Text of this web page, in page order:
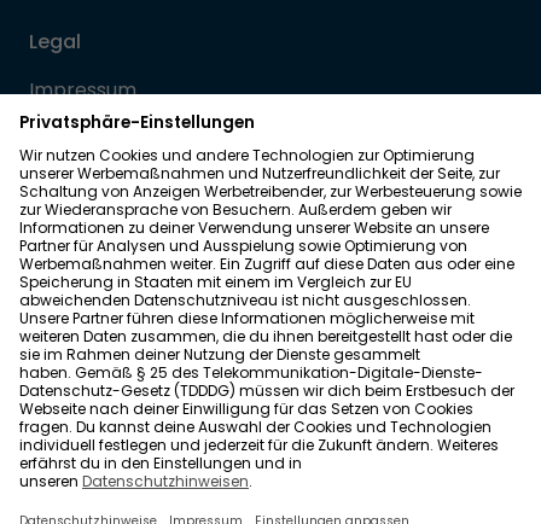
Legal
Impressum
Datenschutz
Allgemeine Geschäftsbedingungen
Barrierefreiheit
Wohnglück folgen